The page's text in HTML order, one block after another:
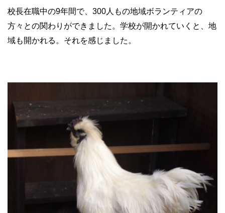
校長在職中の9年間で、300人もの地域ボランティアの
方々との関わりができました。学校が開かれていくと、地
域も開かれる。それを感じました。